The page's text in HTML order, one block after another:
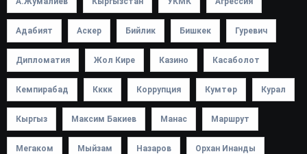
Адабият Аскер Бийлик Бишкек Гуревич
Дипломатия Жол Кире Казино Касаболот
Кемпирабад Кккк Коррупция Кумтөр Курал
Кыргыз Максим Бакиев Манас Маршрут
Мегаком Мыйзам Назаров Орхан Инанды